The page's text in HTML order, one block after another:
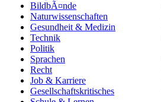
BildbÃ¤nde
Naturwissenschaften
Gesundheit & Medizin
Technik
Politik
Sprachen
Recht
Job & Karriere
Gesellschaftskritisches